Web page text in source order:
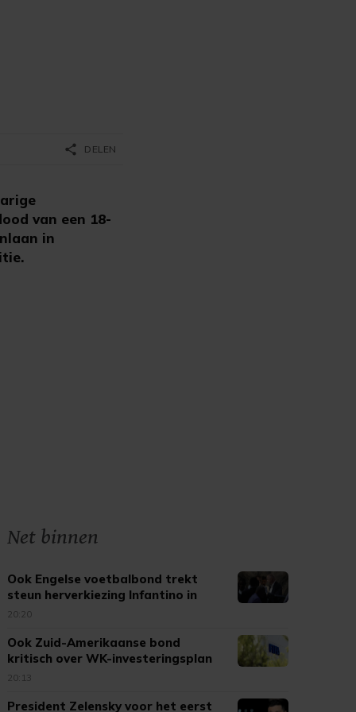
van een 18-
in
share DELEN
Net binnen
Ook Engelse voetbalbond trekt
steun herverkiezing Infantino in
20:20
Ook Zuid-Amerikaanse bond
kritisch over WK-investeringsplan
FIFA
20:13
President Zelensky voor het eerst